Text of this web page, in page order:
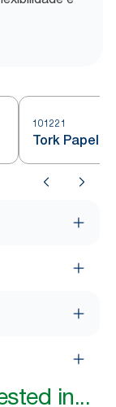
101221
Tork Papel
in...